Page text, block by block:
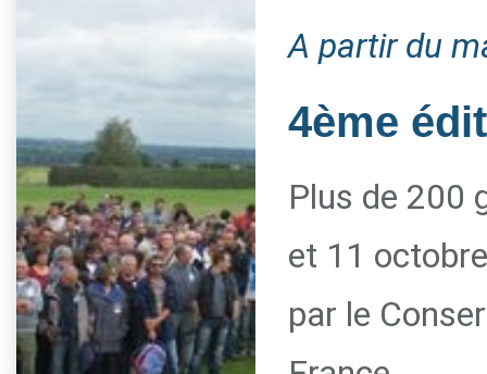
A partir du
4ème
Plus de 200
et 11
par le